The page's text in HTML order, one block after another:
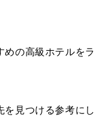
の高級ホテルをラ
見つける参考にし